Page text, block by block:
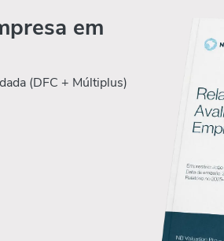
em
(DFC + Múltiplus)